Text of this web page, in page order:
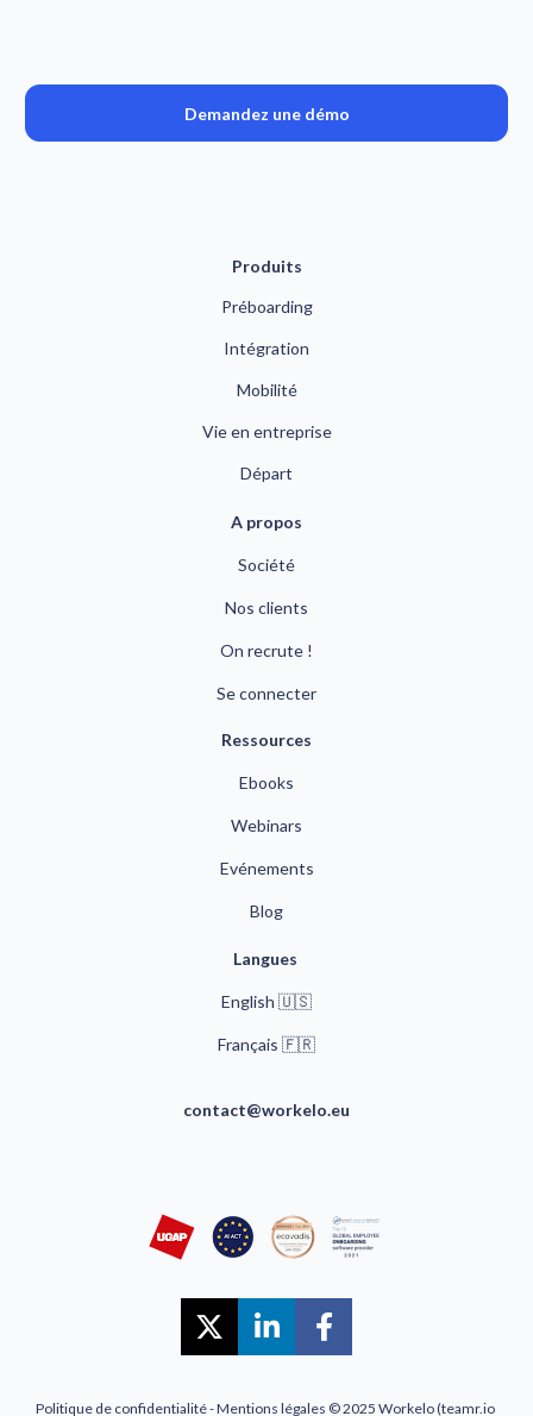
Demandez une démo
Produits
Préboarding
Intégration
Mobilité
Vie en entreprise
Départ
A propos
Société
Nos clients
On recrute !
Se connecter
Ressources
Ebooks
Webinars
Evénements
Blog
Langues
English 🇺🇸
Français 🇫🇷
contact@workelo.eu
Share on X (Twitter)
Share on LinkedIn
Share on
Politique de confidentialité - Mentions légales © 2025 Workelo (teamr.io